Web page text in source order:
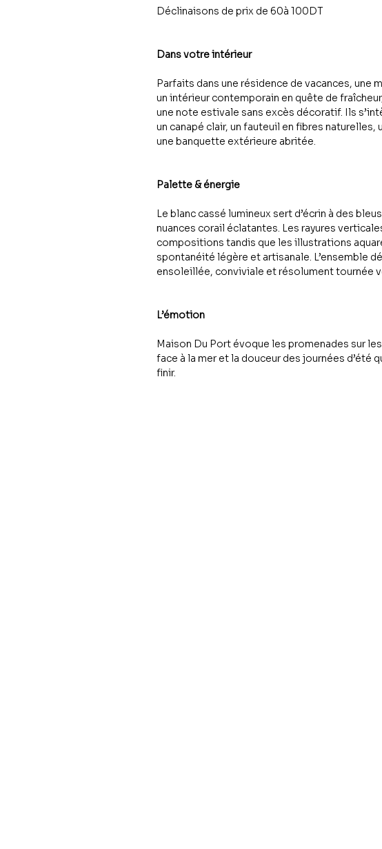
Déclinaisons de prix de 60à 100DT
Dans votre intérieur
Parfaits dans une résidence de vacances, une
un intérieur contemporain en quête de
une note estivale sans excès décoratif. Ils
un canapé clair, un fauteuil en fibres naturelles,
une banquette extérieure abritée.
Palette & énergie
Le blanc cassé lumineux sert d’écrin à des
nuances corail éclatantes. Les rayures
compositions tandis que les illustrations
spontanéité légère et artisanale. L’ensemble
ensoleillée, conviviale et résolument tournée
L’émotion
Maison Du Port évoque les promenades sur
face à la mer et la douceur des journées d’été
finir.